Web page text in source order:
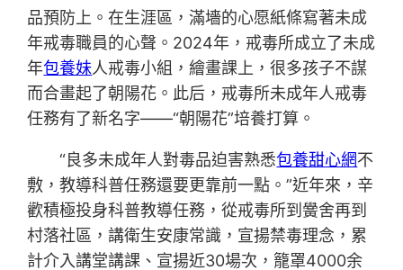
品預防上。在生涯區，滿墻的心愿紙條寫著未成
年戒毒職員的心聲。2024年，戒毒所成立了未成
年包養妹人戒毒小組，繪畫課上，很多孩子不謀
而合畫起了朝陽花。此后，戒毒所未成年人戒毒
任務有了新名字——“朝陽花”培養打算。
“良多未成年人對毒品迫害熟悉包養甜心網不
敷，教導科普任務還要更靠前一點。”近年來，辛
歡積極投身科普教導任務，從戒毒所到黌舍再到
村落社區，講衛生安康常識，宣揚禁毒理念，累
計介入講堂講課、宣揚近30場次，籠罩4000余